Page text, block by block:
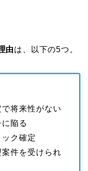
由は、以下の5つ。
将来性がない
陥る
ク確定
件を受けられ